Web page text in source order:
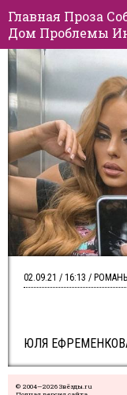
Главная Проза
Дом Проблемы
ЮЛЯ
02.09.21 / 16:13 /
© 2004—2026 Звёзды.ru